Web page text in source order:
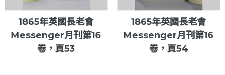
1865年英國長老會
Messenger月刊第16
卷，頁53
1865年英國長老會
Messenger月刊第16
卷，頁54